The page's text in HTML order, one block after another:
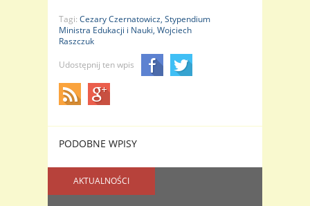
Tagi: Cezary Czernatowicz, Stypendium
Ministra Edukacji i Nauki, Wojciech
Raszczuk
Udostępnij ten wpis
PODOBNE WPISY
AKTUALNOŚCI